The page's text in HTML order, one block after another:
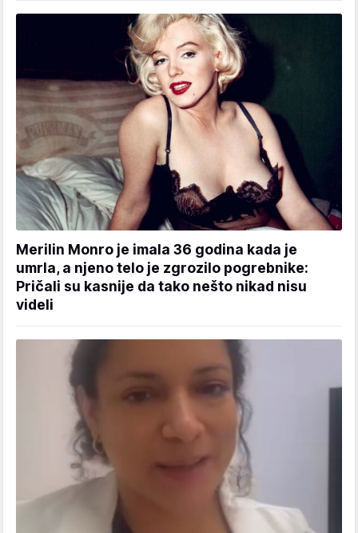
Merilin Monro je imala 36 godina kada je
umrla, a njeno telo je zgrozilo pogrebnike:
Pričali su kasnije da tako nešto nikad nisu
videli